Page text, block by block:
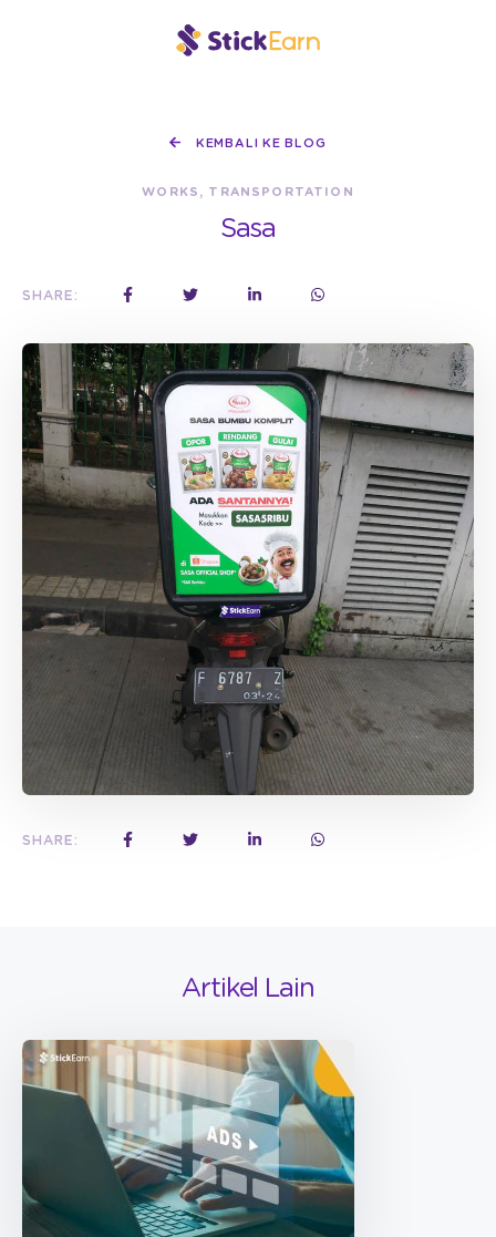
KEMBALI KE BLOG
WORKS, TRANSPORTATION
Sasa
SHARE:
SHARE:
Artikel Lain